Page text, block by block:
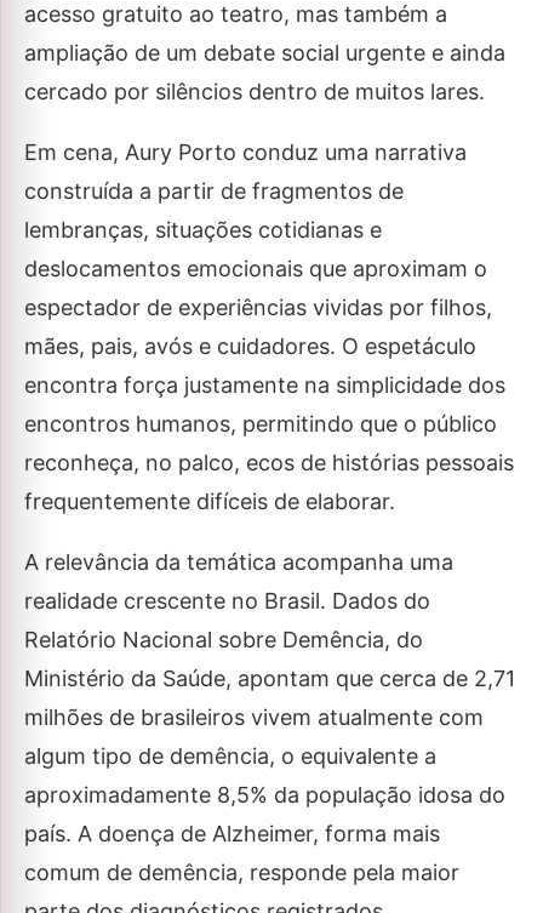
acesso gratuito ao teatro, mas também a
ampliação de um debate social urgente e ainda
cercado por silêncios dentro de muitos lares.
Em cena, Aury Porto conduz uma narrativa
construída a partir de fragmentos de
lembranças, situações cotidianas e
deslocamentos emocionais que aproximam o
espectador de experiências vividas por filhos,
mães, pais, avós e cuidadores. O espetáculo
encontra força justamente na simplicidade dos
encontros humanos, permitindo que o público
reconheça, no palco, ecos de histórias pessoais
frequentemente difíceis de elaborar.
A relevância da temática acompanha uma
realidade crescente no Brasil. Dados do
Relatório Nacional sobre Demência, do
Ministério da Saúde, apontam que cerca de 2,71
milhões de brasileiros vivem atualmente com
algum tipo de demência, o equivalente a
aproximadamente 8,5% da população idosa do
país. A doença de Alzheimer, forma mais
comum de demência, responde pela maior